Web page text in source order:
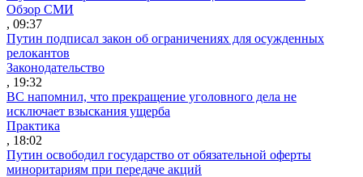
Обзор СМИ
, 09:37
Путин подписал закон об ограничениях для осужденных
релокантов
Законодательство
, 19:32
ВС напомнил, что прекращение уголовного дела не
исключает взыскания ущерба
Практика
, 18:02
Путин освободил государство от обязательной оферты
миноритариям при передаче акций